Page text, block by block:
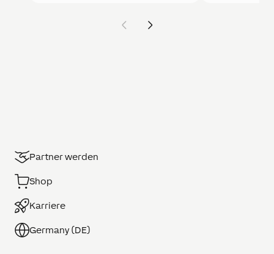
Partner werden
Shop
Karriere
Germany (DE)